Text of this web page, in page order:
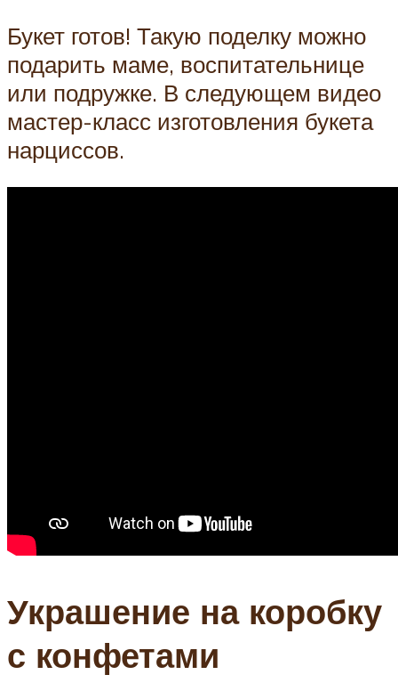
Букет готов! Такую поделку можно
подарить маме, воспитательнице
или подружке. В следующем видео
мастер-класс изготовления букета
нарциссов.
Украшение на коробку
с конфетами